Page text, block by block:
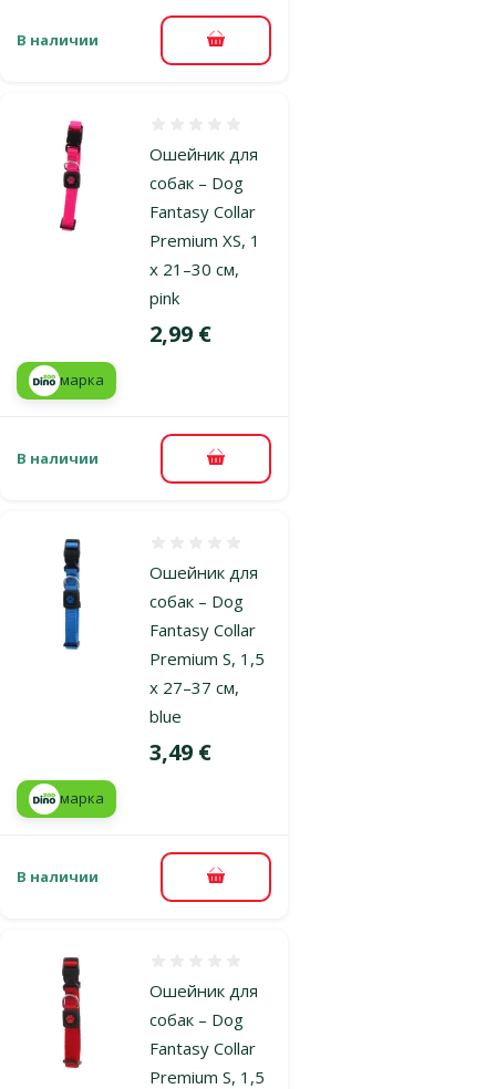
В наличии В корзину
Ошейник для
собак – Dog
Fantasy Collar
Premium XS, 1
x 21–30 см,
pink
Цена
2,99 €
марка
В наличии В корзину
Ошейник для
собак – Dog
Fantasy Collar
Premium S, 1,5
x 27–37 см,
blue
Цена
3,49 €
марка
В наличии В корзину
Ошейник для
собак – Dog
Fantasy Collar
Premium S, 1,5